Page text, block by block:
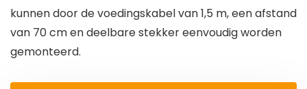
kunnen door de voedingskabel van 1,5 m, een afstand
van 70 cm en deelbare stekker eenvoudig worden
gemonteerd.